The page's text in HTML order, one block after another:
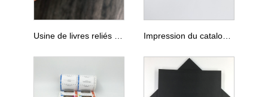
Usine de livres reliés cousus japonais traditionnels chinois Impression du catalogue noir et blanc